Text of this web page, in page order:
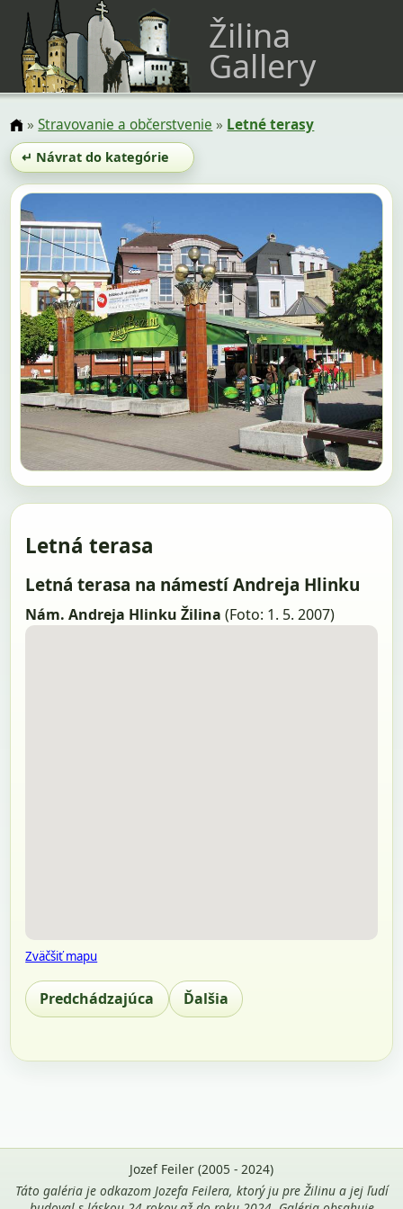
Žilina
Gallery
»Stravovanie a občerstvenie » Letné terasy
↵ Návrat do kategórie
Letná terasa
Letná terasa na námestí Andreja Hlinku
Nám. Andreja Hlinku Žilina(Foto: 1. 5. 2007)
Zväčšiť mapu
Predchádzajúca Ďalšia
Jozef Feiler (2005 - 2024)
Táto galéria je odkazom Jozefa Feilera, ktorý ju pre Žilinu a jej ľudí